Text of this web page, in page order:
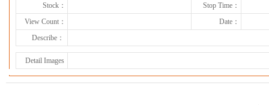
Stock：
Stop Time：
View Count：
Date：
Describe：
Detail Images